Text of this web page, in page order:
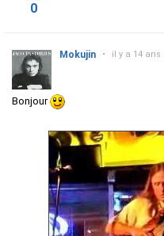
0
Mokujin • il y a 14 ans
Bonjour